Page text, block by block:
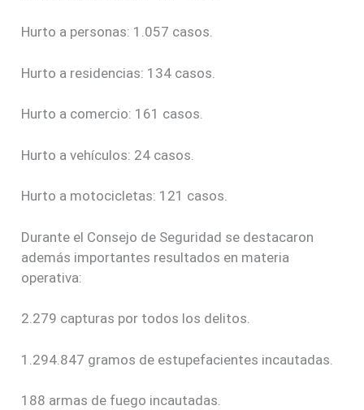
Hurto a personas: 1.057 casos.
Hurto a residencias: 134 casos.
Hurto a comercio: 161 casos.
Hurto a vehículos: 24 casos.
Hurto a motocicletas: 121 casos.
Durante el Consejo de Seguridad se destacaron
además importantes resultados en materia
operativa:
2.279 capturas por todos los delitos.
1.294.847 gramos de estupefacientes incautadas.
188 armas de fuego incautadas.